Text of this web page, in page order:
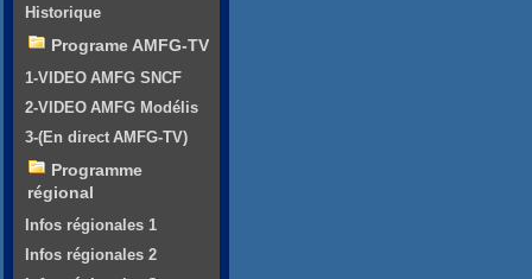
Historique
Programe AMFG-TV
1-VIDEO AMFG SNCF
2-VIDEO AMFG Modélis
3-(En direct AMFG-TV)
Programme
régional
Infos régionales 1
Infos régionales 2